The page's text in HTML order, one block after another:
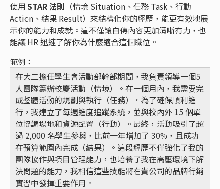
使用 STAR 法則 （情境 Situation、任務 Task、行動
Action、結果 Result）來結構化你的經歷，能更有效地展
示你的能力和成就。這不僅讓自傳內容更加清晰有力，也
能讓 HR 迅速了解你為什麼適合這個職位。
範例：
在大二擔任學生會活動部幹部期間，我負責領導一個5
人團隊籌辦校慶活動（情境）。在一個月內，我需要完
成整體活動的規劃與執行（任務）。為了確保順利進
行，我建立了每週進度追蹤系統，並與校內外 15 個單
位協調場地和資源配置（行動）。最終，活動吸引了超
過 2,000 名學生參與，比前一年增加了 30%，且成功
在預算範圍內完成（結果）。這段經歷不僅強化了我的
團隊協作與項目管理能力，也培養了我在高壓環境下解
決問題的能力，我相信這些技能將在貴公司的品牌行銷
實習中發揮重要作用。